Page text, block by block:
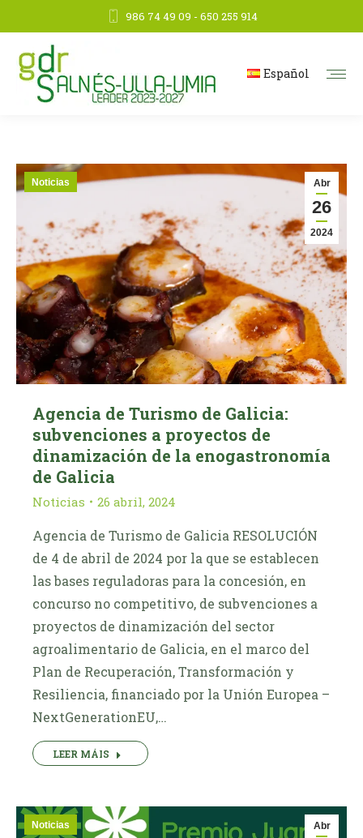
986 74 49 09 - 650 255 914
Español
Abr
26
2024
Noticias
Agencia de Turismo de Galicia:
subvenciones a proyectos de
dinamización de la enogastronomía
de Galicia
Noticias 26 abril, 2024
Agencia de Turismo de Galicia RESOLUCIÓN
de 4 de abril de 2024 por la que se establecen
las bases reguladoras para la concesión, en
concurso no competitivo, de subvenciones a
proyectos de dinamización del sector
agroalimentario de Galicia, en el marco del
Plan de Recuperación, Transformación y
Resiliencia, financiado por la Unión Europea –
NextGenerationEU,…
LEER MÁIS
Abr
Noticias